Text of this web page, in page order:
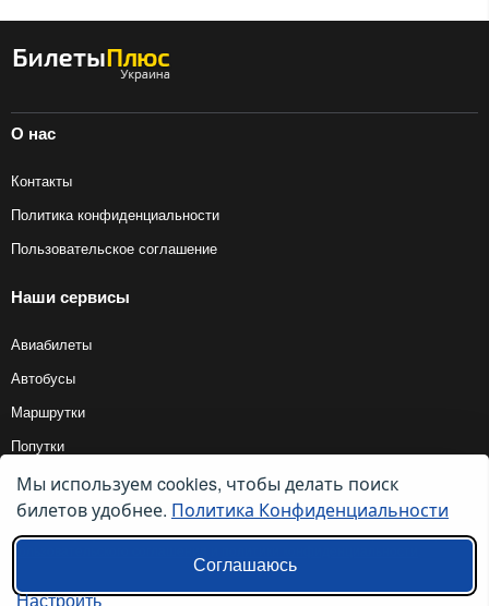
О нас
Контакты
Политика конфиденциальности
Пользовательское соглашение
Наши сервисы
Авиабилеты
Автобусы
Маршрутки
Попутки
© 2012 — 2026, Biletyplus, ООО «Инновэйтив Трэвел Текнолоджиз». Все
права защищены. Использование этого сайта означает принятие правил
Мы используем cookies, чтобы делать поиск
билетов удобнее. Политика Конфиденциальности
Соглашаюсь
Настроить